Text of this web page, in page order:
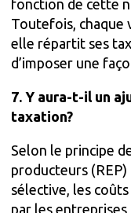
fonction de cette
Toutefois, chaque
elle répartit ses
d’imposer une
7. Y aura-t-il un
taxation?
Selon le principe
producteurs (REP)
sélective, les
par les